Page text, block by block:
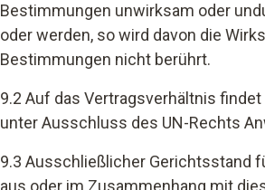
Bestimmungen unwirksam oder
oder werden, so wird davon die
Bestimmungen nicht berührt.
9.2 Auf das Vertragsverhältnis
unter Ausschluss des UN-Rechts
9.3 Ausschließlicher Gerichtsstand
aus oder im Zusammenhang mit